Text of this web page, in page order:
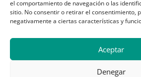
el comportamiento de navegación o las
sitio. No consentir o retirar el consentimiento,
negativamente a ciertas características y
Aceptar
Denegar